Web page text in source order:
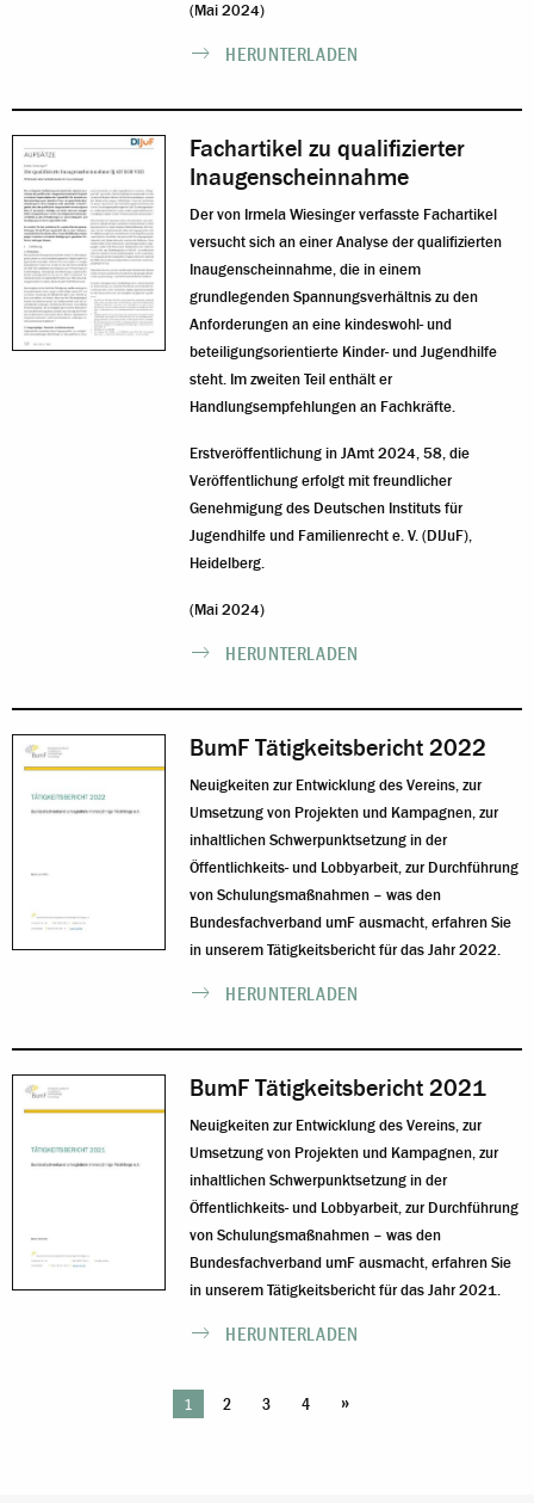
(Mai 2024)
HERUNTERLADEN
Fachartikel zu qualifizierter
Inaugenscheinnahme
Der von Irmela Wiesinger verfasste Fachartikel
versucht sich an einer Analyse der qualifizierten
Inaugenscheinnahme, die in einem
grundlegenden Spannungsverhältnis zu den
Anforderungen an eine kindeswohl- und
beteiligungsorientierte Kinder- und Jugendhilfe
steht. Im zweiten Teil enthält er
Handlungsempfehlungen an Fachkräfte.
Erstveröffentlichung in JAmt 2024, 58, die
Veröffentlichung erfolgt mit freundlicher
Genehmigung des Deutschen Instituts für
Jugendhilfe und Familienrecht e. V. (DIJuF),
Heidelberg.
(Mai 2024)
HERUNTERLADEN
BumF Tätigkeitsbericht 2022
Neuigkeiten zur Entwicklung des Vereins, zur
Umsetzung von Projekten und Kampagnen, zur
inhaltlichen Schwerpunktsetzung in der
Öffentlichkeits- und Lobbyarbeit, zur Durchführung
von Schulungsmaßnahmen – was den
Bundesfachverband umF ausmacht, erfahren Sie
in unserem Tätigkeitsbericht für das Jahr 2022.
HERUNTERLADEN
BumF Tätigkeitsbericht 2021
Neuigkeiten zur Entwicklung des Vereins, zur
Umsetzung von Projekten und Kampagnen, zur
inhaltlichen Schwerpunktsetzung in der
Öffentlichkeits- und Lobbyarbeit, zur Durchführung
von Schulungsmaßnahmen – was den
Bundesfachverband umF ausmacht, erfahren Sie
in unserem Tätigkeitsbericht für das Jahr 2021.
HERUNTERLADEN
1 2 3 4 »